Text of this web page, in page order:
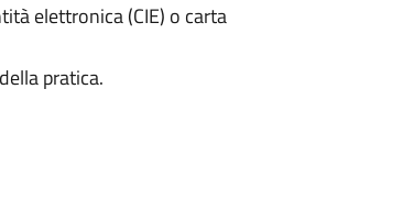
elettronica (CIE) o carta
pratica.